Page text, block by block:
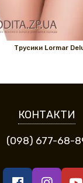
Трусики Lormar
КОНТАКТИ
(098) 677-68-